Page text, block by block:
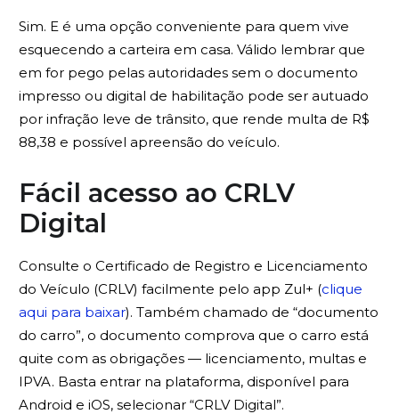
Sim. E é uma opção conveniente para quem vive
esquecendo a carteira em casa. Válido lembrar que
em for pego pelas autoridades sem o documento
impresso ou digital de habilitação pode ser autuado
por infração leve de trânsito, que rende multa de R$
88,38 e possível apreensão do veículo.
Fácil acesso ao CRLV
Digital
Consulte o Certificado de Registro e Licenciamento
do Veículo (CRLV) facilmente pelo app Zul+ (clique
aqui para baixar). Também chamado de “documento
do carro”, o documento comprova que o carro está
quite com as obrigações — licenciamento, multas e
IPVA. Basta entrar na plataforma, disponível para
Android e iOS, selecionar “CRLV Digital”.